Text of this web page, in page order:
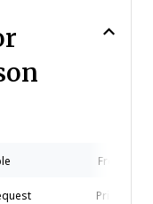
Free
Pricing